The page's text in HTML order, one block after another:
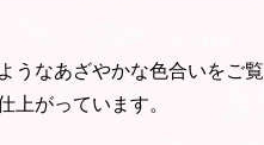
うなあざやかな色合いをご覧
上がっています。